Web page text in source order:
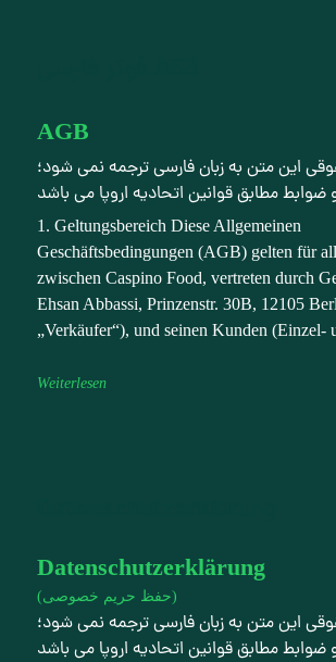
AGB
این متن به زبان فارسی ترجمه نمی شود؛
ضوابط مطابق قوانین اتحادیه اروپا می باشد
1. Geltungsbereich Diese Allgemeinen
Geschäftsbedingungen (AGB) gelten für
zwischen Caspino Food, vertreten durch
Ehsan Abbassi, Prinzenstr. 30B, 12105
„Verkäufer“), und seinen Kunden (Einzel-
Weiterlesen
Datenschutzerklärung
(حفظ حریم خصوصی)
این متن به زبان فارسی ترجمه نمی شود؛
ضوابط مطابق قوانین اتحادیه اروپا می باشد